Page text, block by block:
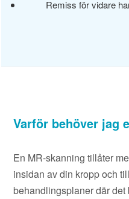
Remiss för vidare
Varför behöver jag
En MR-skanning tillåter
insidan av din kropp och
behandlingsplaner där det